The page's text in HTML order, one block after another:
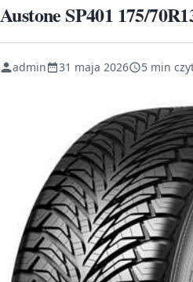
Austone SP401 175/
admin 31 maja 2026 5 min